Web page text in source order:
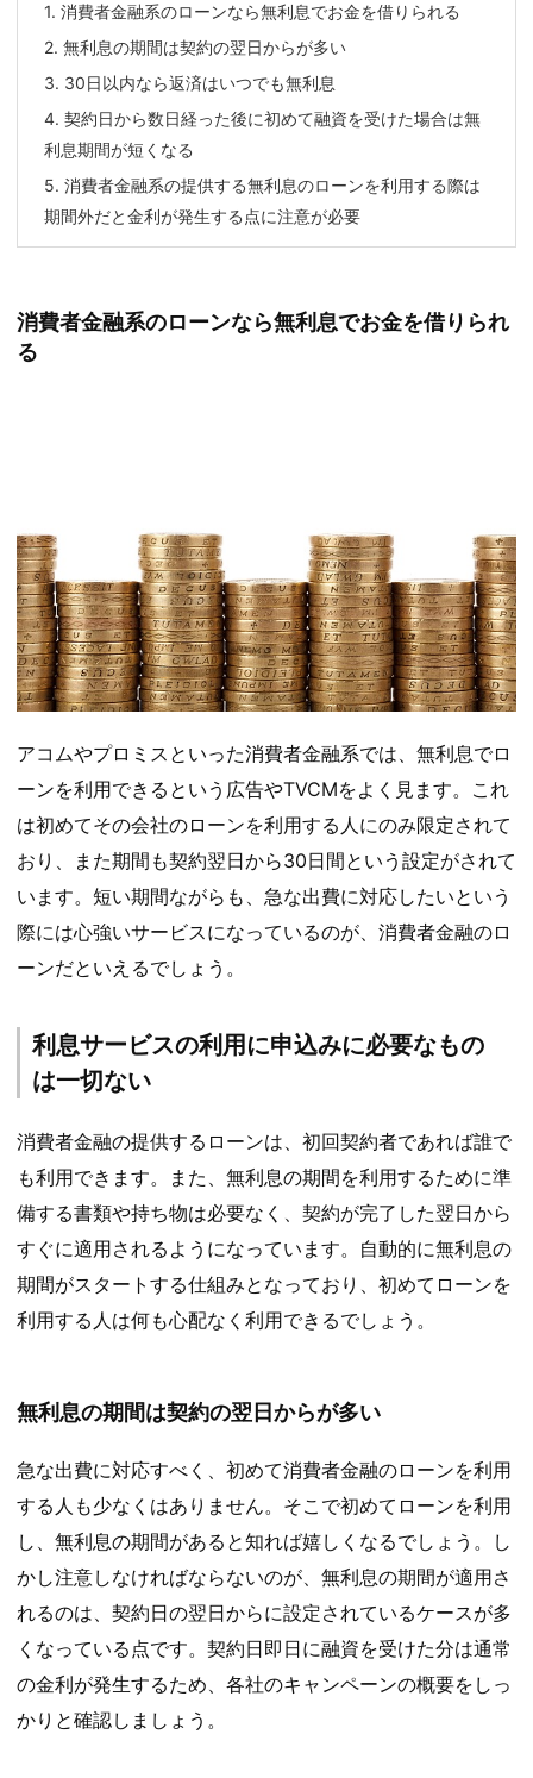
1. 消費者金融系のローンなら無利息でお金を借りられる
2. 無利息の期間は契約の翌日からが多い
3. 30日以内なら返済はいつでも無利息
4. 契約日から数日経った後に初めて融資を受けた場合は無
利息期間が短くなる
5. 消費者金融系の提供する無利息のローンを利用する際は
期間外だと金利が発生する点に注意が必要
消費者金融系のローンなら無利息でお金を借りられ
る
アコムやプロミスといった消費者金融系では、無利息でロ
ーンを利用できるという広告やTVCMをよく見ます。これ
は初めてその会社のローンを利用する人にのみ限定されて
おり、また期間も契約翌日から30日間という設定がされて
います。短い期間ながらも、急な出費に対応したいという
際には心強いサービスになっているのが、消費者金融のロ
ーンだといえるでしょう。
利息サービスの利用に申込みに必要なもの
は一切ない
消費者金融の提供するローンは、初回契約者であれば誰で
も利用できます。また、無利息の期間を利用するために準
備する書類や持ち物は必要なく、契約が完了した翌日から
すぐに適用されるようになっています。自動的に無利息の
期間がスタートする仕組みとなっており、初めてローンを
利用する人は何も心配なく利用できるでしょう。
無利息の期間は契約の翌日からが多い
急な出費に対応すべく、初めて消費者金融のローンを利用
する人も少なくはありません。そこで初めてローンを利用
し、無利息の期間があると知れば嬉しくなるでしょう。し
かし注意しなければならないのが、無利息の期間が適用さ
れるのは、契約日の翌日からに設定されているケースが多
くなっている点です。契約日即日に融資を受けた分は通常
の金利が発生するため、各社のキャンペーンの概要をしっ
かりと確認しましょう。